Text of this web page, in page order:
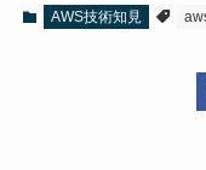
AWS技術知見